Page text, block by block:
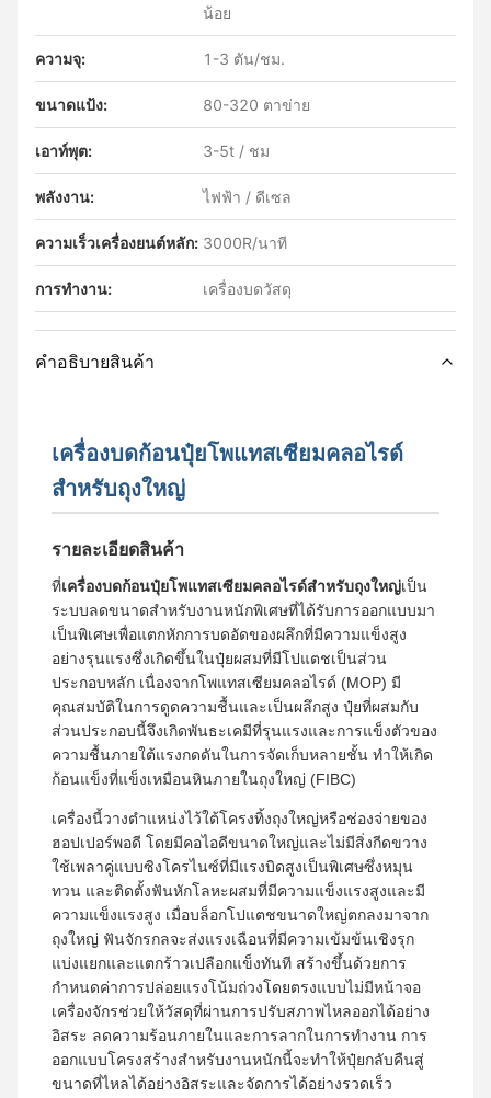
น้อย
ความจุ: 1-3 ตัน/ชม.
ขนาดแป้ง: 80-320 ตาข่าย
เอาท์พุต: 3-5t / ชม
พลังงาน: ไฟฟ้า / ดีเซล
ความเร็วเครื่องยนต์หลัก: 3000R/นาที
การทำงาน: เครื่องบดวัสดุ
คําอธิบายสินค้า
เครื่องบดก้อนปุ๋ยโพแทสเซียมคลอไรด์
สำหรับถุงใหญ่
รายละเอียดสินค้า
ที่เครื่องบดก้อนปุ๋ยโพแทสเซียมคลอไรด์สำหรับถุงใหญ่เป็น
ระบบลดขนาดสำหรับงานหนักพิเศษที่ได้รับการออกแบบมา
เป็นพิเศษเพื่อแตกหักการบดอัดของผลึกที่มีความแข็งสูง
อย่างรุนแรงซึ่งเกิดขึ้นในปุ๋ยผสมที่มีโปแตชเป็นส่วน
ประกอบหลัก เนื่องจากโพแทสเซียมคลอไรด์ (MOP) มี
คุณสมบัติในการดูดความชื้นและเป็นผลึกสูง ปุ๋ยที่ผสมกับ
ส่วนประกอบนี้จึงเกิดพันธะเคมีที่รุนแรงและการแข็งตัวของ
ความชื้นภายใต้แรงกดดันในการจัดเก็บหลายชั้น ทำให้เกิด
ก้อนแข็งที่แข็งเหมือนหินภายในถุงใหญ่ (FIBC)
เครื่องนี้วางตำแหน่งไว้ใต้โครงทิ้งถุงใหญ่หรือช่องจ่ายของ
ฮอปเปอร์พอดี โดยมีคอไอดีขนาดใหญ่และไม่มีสิ่งกีดขวาง
ใช้เพลาคู่แบบซิงโครไนซ์ที่มีแรงบิดสูงเป็นพิเศษซึ่งหมุน
ทวน และติดตั้งฟันหักโลหะผสมที่มีความแข็งแรงสูงและมี
ความแข็งแรงสูง เมื่อบล็อกโปแตชขนาดใหญ่ตกลงมาจาก
ถุงใหญ่ ฟันจักรกลจะส่งแรงเฉือนที่มีความเข้มข้นเชิงรุก
แบ่งแยกและแตกร้าวเปลือกแข็งทันที สร้างขึ้นด้วยการ
กำหนดค่าการปล่อยแรงโน้มถ่วงโดยตรงแบบไม่มีหน้าจอ
เครื่องจักรช่วยให้วัสดุที่ผ่านการปรับสภาพไหลออกได้อย่าง
อิสระ ลดความร้อนภายในและการลากในการทำงาน การ
ออกแบบโครงสร้างสำหรับงานหนักนี้จะทำให้ปุ๋ยกลับคืนสู่
ขนาดที่ไหลได้อย่างอิสระและจัดการได้อย่างรวดเร็ว